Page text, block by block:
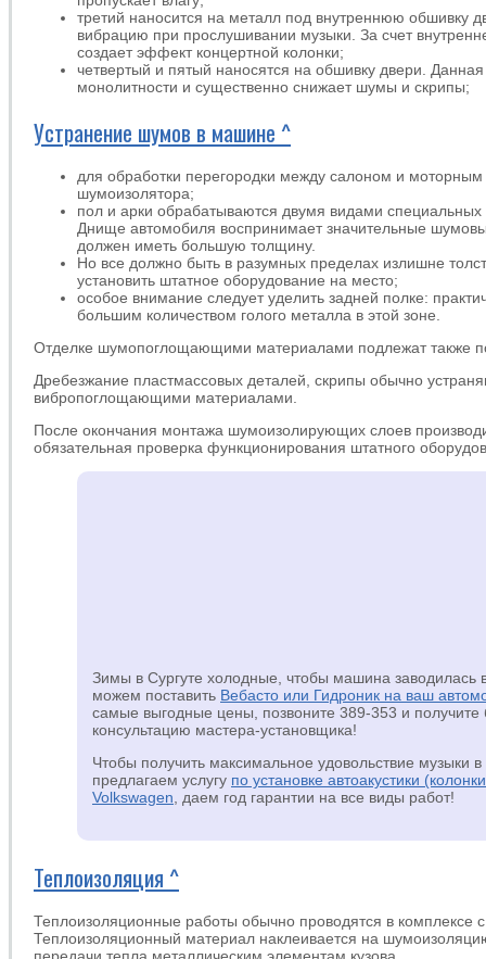
третий наносится на металл под внутреннюю обшивку
вибрацию при прослушивании музыки. За счет
создает эффект концертной колонки;
четвертый и пятый наносятся на обшивку двери.
монолитности и существенно снижает шумы и скрипы;
Устранение шумов в машине ^
для обработки перегородки между салоном и моторным
шумоизолятора;
пол и арки обрабатываются двумя видами
Днище автомобиля воспринимает значительные
должен иметь большую толщину.
Но все должно быть в разумных пределах излишне
установить штатное оборудование на место;
особое внимание следует уделить задней полке:
большим количеством голого металла в этой зоне.
Отделке шумопоглощающими материалами подлежат также
Дребезжание пластмассовых деталей, скрипы обычно
вибропоглощающими материалами.
После окончания монтажа шумоизолирующих слоев
обязательная проверка функционирования штатного
Зимы в Сургуте холодные, чтобы машина
можем поставить Вебасто или Гидроник на ваш
самые выгодные цены, позвоните 389-353 и получите
консультацию мастера-установщика!
Чтобы получить максимальное удовольствие
предлагаем услугу по установке автоакустики
Volkswagen, даем год гарантии на все виды работ!
Теплоизоляция ^
Теплоизоляционные работы обычно проводятся в комплексе
Теплоизоляционный материал наклеивается на